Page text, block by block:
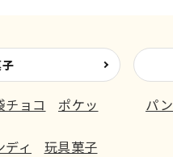
チョコ ポケッ
ィ
玩具菓子
パン